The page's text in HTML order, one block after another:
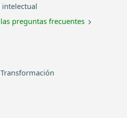
intelectual
preguntas frecuentes